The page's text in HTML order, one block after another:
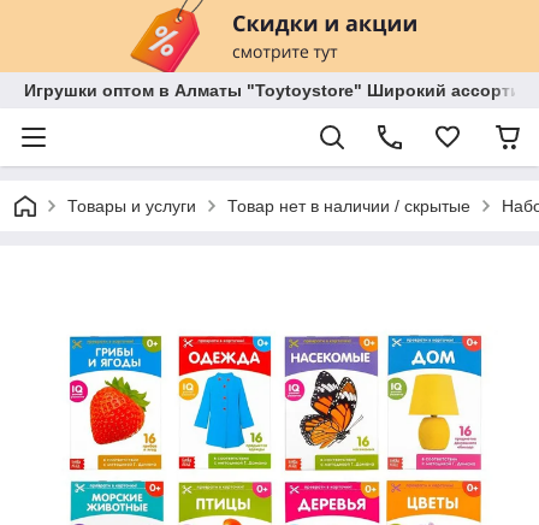
Игрушки оптом в Алматы "Toytoystore" Широкий
Товары и услуги Товар нет в наличии / скрытые